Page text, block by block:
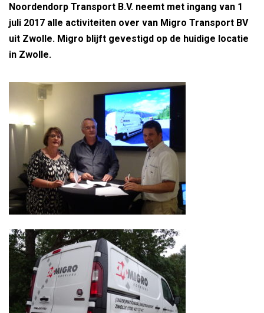
Noordendorp Transport B.V. neemt met ingang van 1
juli 2017 alle activiteiten over van Migro Transport BV
uit Zwolle. Migro blijft gevestigd op de huidige locatie
in Zwolle.